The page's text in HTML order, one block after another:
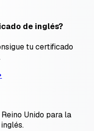
de inglés?
tu certificado
Unido para la